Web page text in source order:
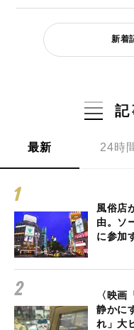
新着
最新 24時
風俗店
由。ソ
に参加
〈映
静かに
れ」大